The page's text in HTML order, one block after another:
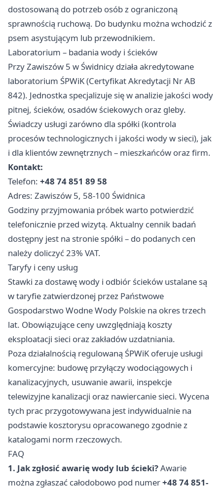
dostosowaną do potrzeb osób z ograniczoną
sprawnością ruchową. Do budynku można wchodzić z
psem asystującym lub przewodnikiem.
Laboratorium – badania wody i ścieków
Przy Zawiszów 5 w Świdnicy działa akredytowane
laboratorium ŚPWiK (Certyfikat Akredytacji Nr AB
842). Jednostka specjalizuje się w analizie jakości wody
pitnej, ścieków, osadów ściekowych oraz gleby.
Świadczy usługi zarówno dla spółki (kontrola
procesów technologicznych i jakości wody w sieci), jak
i dla klientów zewnętrznych – mieszkańców oraz firm.
Kontakt:
Telefon: +48 74 851 89 58
Adres: Zawiszów 5, 58-100 Świdnica
Godziny przyjmowania próbek warto potwierdzić
telefonicznie przed wizytą. Aktualny cennik badań
dostępny jest na stronie spółki – do podanych cen
należy doliczyć 23% VAT.
Taryfy i ceny usług
Stawki za dostawę wody i odbiór ścieków ustalane są
w taryfie zatwierdzonej przez Państwowe
Gospodarstwo Wodne Wody Polskie na okres trzech
lat. Obowiązujące ceny uwzględniają koszty
eksploatacji sieci oraz zakładów uzdatniania.
Poza działalnością regulowaną ŚPWiK oferuje usługi
komercyjne: budowę przyłączy wodociągowych i
kanalizacyjnych, usuwanie awarii, inspekcje
telewizyjne kanalizacji oraz nawiercanie sieci. Wycena
tych prac przygotowywana jest indywidualnie na
podstawie kosztorysu opracowanego zgodnie z
katalogami norm rzeczowych.
FAQ
1. Jak zgłosić awarię wody lub ścieki?Awarie
można zgłaszać całodobowo pod numer+48 74 851-